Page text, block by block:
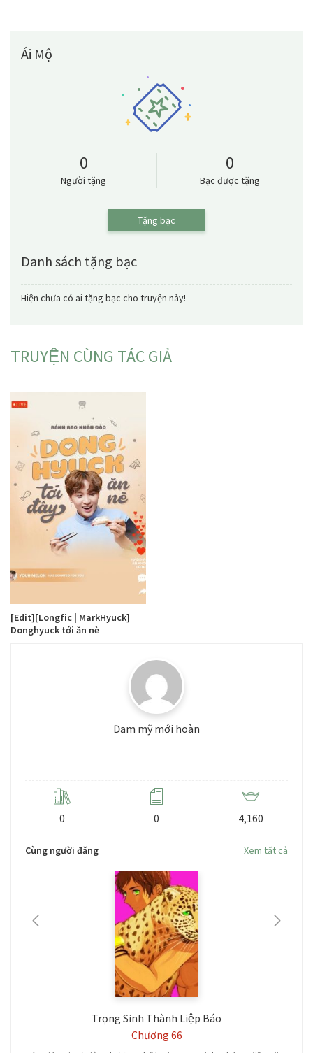
Ái Mộ
0
Người tặng
0
Bạc được tặng
Tặng bạc
Danh sách tặng bạc
Hiện chưa có ai tặng bạc cho truyện này!
TRUYỆN CÙNG TÁC GIẢ
[Edit][Longfic | MarkHyuck]
Donghyuck tới ăn nè
Đam mỹ mới hoàn
0 0 4,160
Cùng người đăng Xem tất cả
Trọng Sinh Thành Liệp Báo
Chương 66